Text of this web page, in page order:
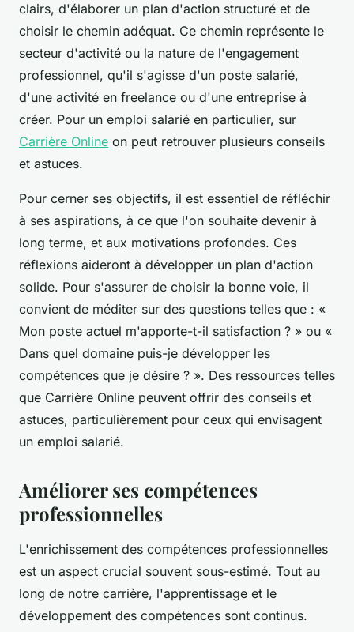
clairs, d'élaborer un plan d'action structuré et de
choisir le chemin adéquat. Ce chemin représente le
secteur d'activité ou la nature de l'engagement
professionnel, qu'il s'agisse d'un poste salarié,
d'une activité en freelance ou d'une entreprise à
créer. Pour un emploi salarié en particulier, sur
Carrière Online on peut retrouver plusieurs conseils
et astuces.
Pour cerner ses objectifs, il est essentiel de réfléchir
à ses aspirations, à ce que l'on souhaite devenir à
long terme, et aux motivations profondes. Ces
réflexions aideront à développer un plan d'action
solide. Pour s'assurer de choisir la bonne voie, il
convient de méditer sur des questions telles que : «
Mon poste actuel m'apporte-t-il satisfaction ? » ou «
Dans quel domaine puis-je développer les
compétences que je désire ? ». Des ressources telles
que Carrière Online peuvent offrir des conseils et
astuces, particulièrement pour ceux qui envisagent
un emploi salarié.
Améliorer ses compétences
professionnelles
L'enrichissement des compétences professionnelles
est un aspect crucial souvent sous-estimé. Tout au
long de notre carrière, l'apprentissage et le
développement des compétences sont continus.